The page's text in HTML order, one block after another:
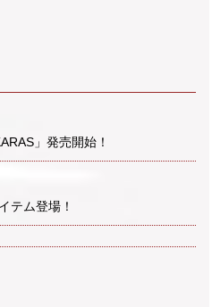
」発売開始！
テム登場！